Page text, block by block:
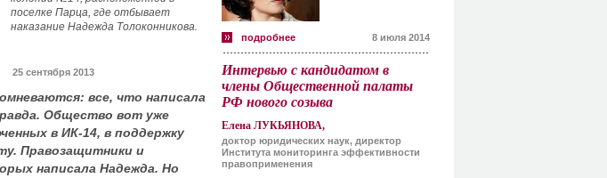
поселке Парца, где отбывает
наказание Надежда Толоконникова.
25 сентября 2013
все, что написала
Общество вот уже
в ИК-14, в поддержку
Правозащитники и
написала Надежда. Но
подробнее 8 июля 2014
Интервью с кандидатом в
члены Общественной палаты
РФ нового созыва
Елена ЛУКЬЯНОВА,
доктор юридических наук, директор
Института мониторинга эффективности
правоприменения